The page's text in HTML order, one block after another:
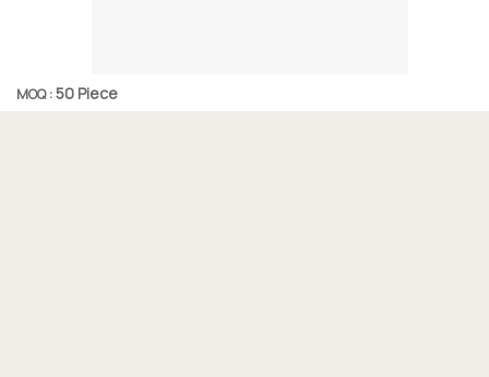
MOQ :50 Piece